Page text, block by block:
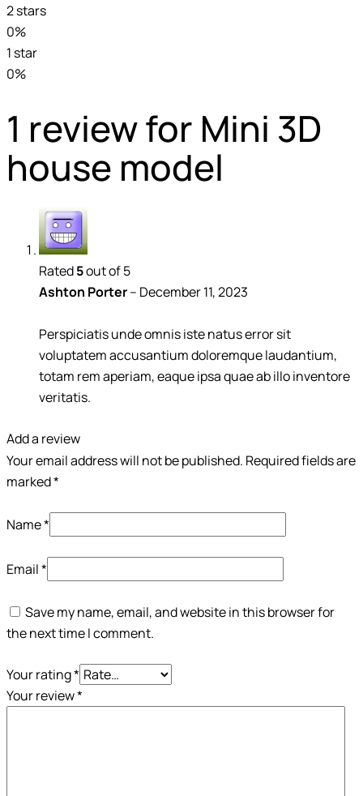
2 stars
0%
1 star
0%
1 review for Mini 3D
house model
Rated5out of 5
Ashton Porter– December 11, 2023
Perspiciatis unde omnis iste natus error sit
voluptatem accusantium doloremque laudantium,
totam rem aperiam, eaque ipsa quae ab illo inventore
veritatis.
Add a review
Your email address will not be published. Required fields are
marked*
Name*
Email*
Save my name, email, and website in this browser for
the next time I comment.
Your rating*
Your review*